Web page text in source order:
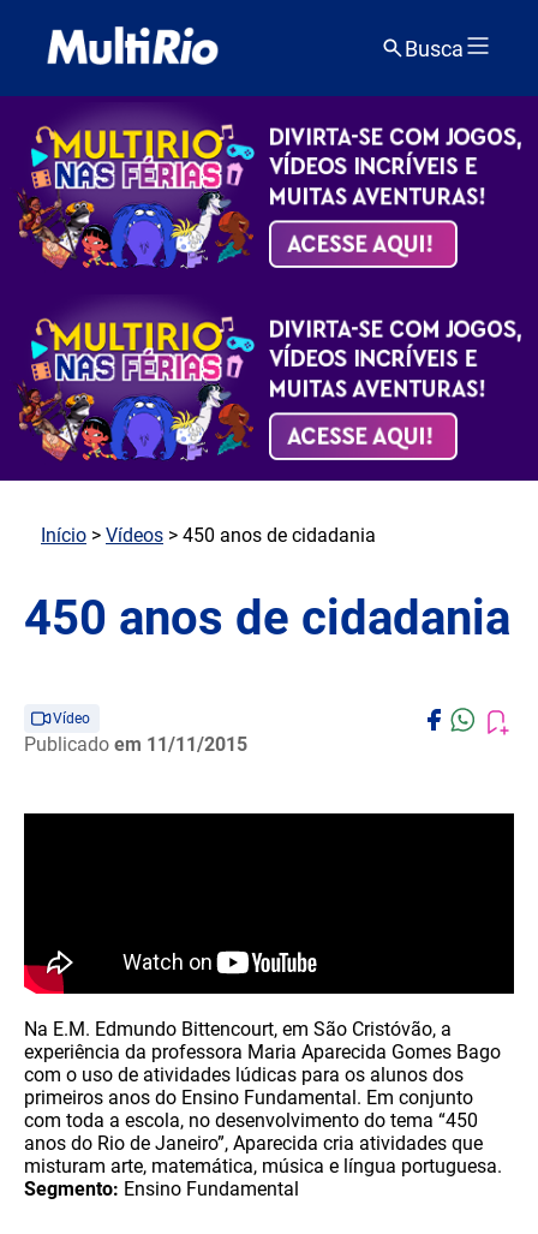
Busca
Início > Vídeos > 450 anos de cidadania
450 anos de cidadania
Vídeo
Publicado em 11/11/2015
Na E.M. Edmundo Bittencourt, em São Cristóvão, a
experiência da professora Maria Aparecida Gomes Bago
com o uso de atividades lúdicas para os alunos dos
primeiros anos do Ensino Fundamental. Em conjunto
com toda a escola, no desenvolvimento do tema “450
anos do Rio de Janeiro”, Aparecida cria atividades que
misturam arte, matemática, música e língua portuguesa.
Segmento: Ensino Fundamental